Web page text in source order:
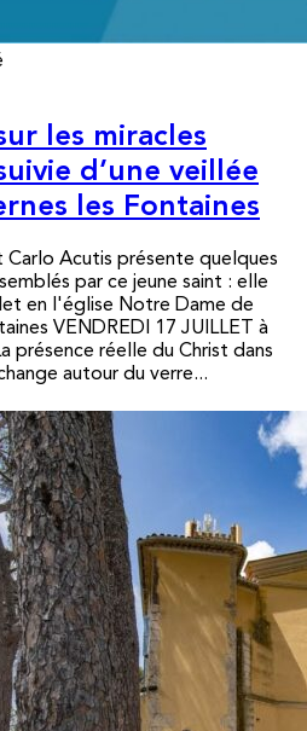
les miracles
d’une veillée
les Fontaines
Carlo Acutis présente quelques
par ce jeune saint : elle
en l'église Notre Dame de
VENDREDI 17 JUILLET à
présence réelle du Christ dans
autour du verre...